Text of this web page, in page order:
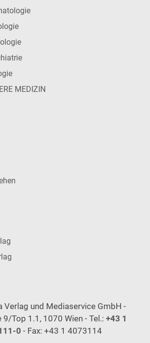
MEDIZIN
und Mediaservice GmbH -
9/Top 1.1, 1070 Wien - Tel.: +43 1
0 - Fax: +43 1 4073114